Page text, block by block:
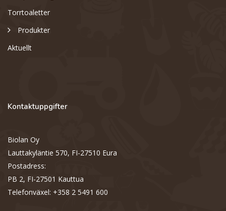
Torrtoaletter
Produkter
Aktuellt
Kontaktuppgifter
Biolan Oy
Lauttakyläntie 570, FI-27510 Eura
Postadress:
PB 2, FI-27501 Kauttua
Telefonväxel: +358 2 5491 600